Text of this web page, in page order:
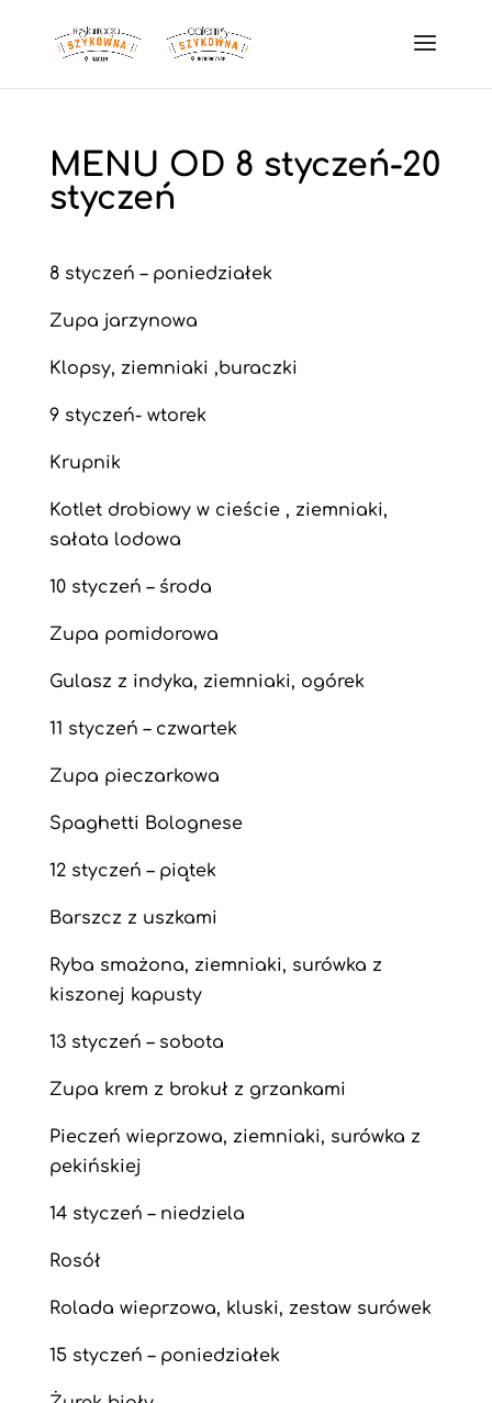
MENU OD 8 styczeń-20
styczeń
8 styczeń – poniedziałek
Zupa jarzynowa
Klopsy, ziemniaki ,buraczki
9 styczeń- wtorek
Krupnik
Kotlet drobiowy w cieście , ziemniaki,
sałata lodowa
10 styczeń – środa
Zupa pomidorowa
Gulasz z indyka, ziemniaki, ogórek
11 styczeń – czwartek
Zupa pieczarkowa
Spaghetti Bolognese
12 styczeń – piątek
Barszcz z uszkami
Ryba smażona, ziemniaki, surówka z
kiszonej kapusty
13 styczeń – sobota
Zupa krem z brokuł z grzankami
Pieczeń wieprzowa, ziemniaki, surówka z
pekińskiej
14 styczeń – niedziela
Rosół
Rolada wieprzowa, kluski, zestaw surówek
15 styczeń – poniedziałek